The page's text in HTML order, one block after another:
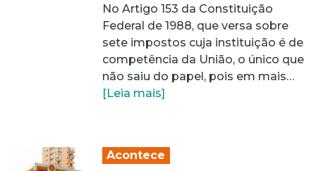
No Artigo 153 da Constituição
Federal de 1988, que versa sobre
sete impostos cuja instituição é de
competência da União, o único que
não saiu do papel, pois em mais…
[Leia mais]
Acontece